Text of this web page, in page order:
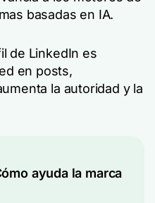
basadas en IA.
de LinkedIn es
en posts,
la autoridad y la
ayuda la marca